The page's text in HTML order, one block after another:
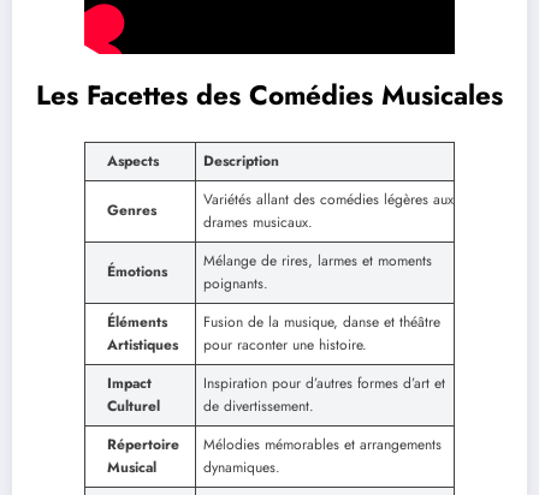
Les Facettes des Comédies Musicales
Aspects Description
Genres
Variétés allant des comédies légères aux
drames musicaux.
Émotions
Mélange de rires, larmes et moments
poignants.
Éléments
Artistiques
Fusion de la musique, danse et théâtre
pour raconter une histoire.
Impact
Culturel
Inspiration pour d’autres formes d’art et
de divertissement.
Répertoire
Musical
Mélodies mémorables et arrangements
dynamiques.